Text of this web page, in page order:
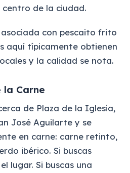
centro de la ciudad.
con pescaito frito
aquí típicamente obtienen
y la calidad se nota.
la Carne
de Plaza de la Iglesia,
José Aguilarte y se
en carne: carne retinto,
ibérico. Si buscas
lugar. Si buscas una